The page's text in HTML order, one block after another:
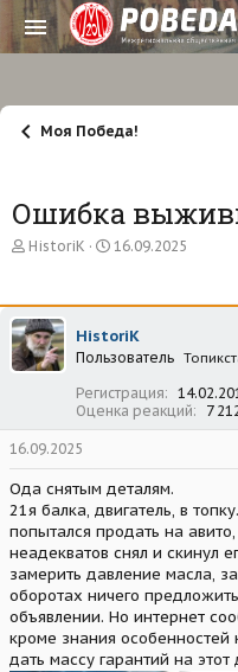
Моя Победа!
Ошибка
А
о
р
т
е
HistoriK
Д
а
а
ч
л
а
16.09.2025
HistoriK
Пользователь
Регистрация
Оценка реакций
7
16.09.2025
Ода снятым деталям.
21я балка, двигатель, в
попытался продать на
неадекватов снял и скинул
замерить давление масла,
оборотах ничего
объявлении. Но интернет
кроме знания особенностей
дать массу гарантий на этот